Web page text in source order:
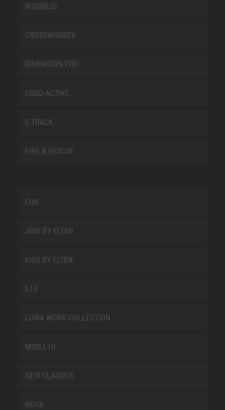
BUSINESS
CROSSWORKER
DIMENSION PRO
ERGO-ACTIVE
E-TRACK
FIRE & RESCUE
FUN
JORI BY ELTEN
KIDS BY ELTEN
L10
LOWA WORK COLLECTION
MISS L10
NEW CLASSICS
NOVA